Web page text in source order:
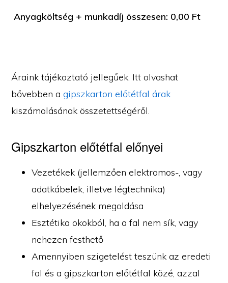
Anyagköltség + munkadíj összesen: 0,00 Ft
Áraink tájékoztató jellegűek. Itt olvashat
bővebben agipszkarton előtétfal árak
kiszámolásának összetettségéről.
Gipszkarton előtétfal előnyei
Vezetékek (jellemzően elektromos-, vagy
adatkábelek, illetve légtechnika)
elhelyezésének megoldása
Esztétika okokból, ha a fal nem sík, vagy
nehezen festhető
Amennyiben szigetelést teszünk az eredeti
fal és a gipszkarton előtétfal közé, azzal